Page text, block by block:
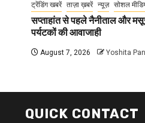
ट्रेंडिंग खबरें ताज़ा ख़बरें न्यूज़ सोशल
सप्ताहांत से पहले नैनीताल और
पर्यटकों की आवाजाही
August 7, 2026 Yoshita
QUICK CONTACT